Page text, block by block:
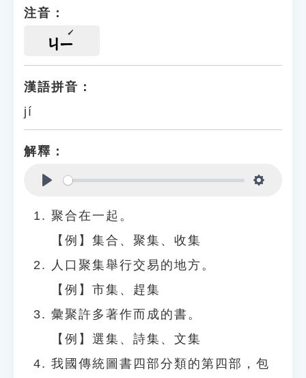
注音：
ㄐㄧ
漢語拼音：
jí
解釋：
聚合在一起。
【例】集合、聚集、收集
人口聚集舉行交易的地方。
【例】市集、趕集
彙聚許多著作而成的書。
【例】選集、詩集、文集
我國傳統圖書四部分類的第四部，包